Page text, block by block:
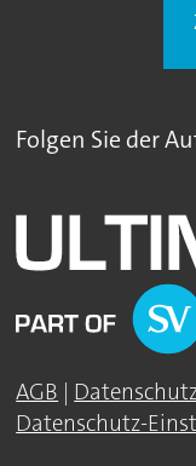
Folgen Sie der
AGB |
Datenschutz-